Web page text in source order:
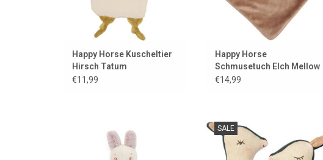
Happy Horse Kuscheltier
Hirsch Tatum
€11,99
Happy Horse
Schmusetuch Elch Mellow
/ Elch
€14,99
Roty aus der Après la Pluie-
Kollektion.
SALE
Rassel von Maileg!
ZUM WARENKORB HINZUFÜGEN